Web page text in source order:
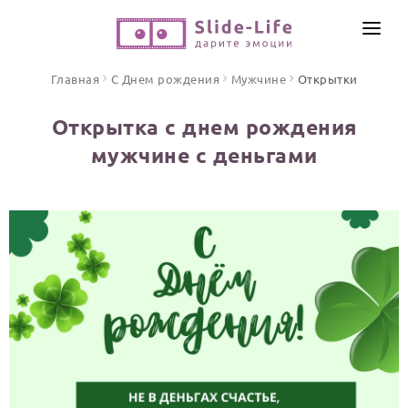
ПО ФОРМАТУ
Песни поздравления
Открытки
Стихи и тексты
ПРАЗДНИКИ
С Днем рождения
ИНСТРУМЕНТЫ
ЦЕНЫ
ОТЗЫВЫ
Главная С Днем рождения Мужчине Открытки
Открытка с днем рождения
мужчине с деньгами